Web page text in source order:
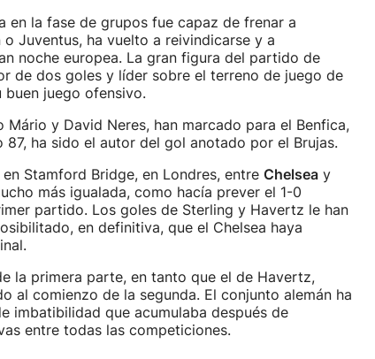
en la fase de grupos fue capaz de frenar a
Juventus, ha vuelto a reivindicarse y a
noche europea. La gran figura del partido de
de dos goles y líder sobre el terreno de juego de
buen juego ofensivo.
Mário y David Neres, han marcado para el Benfica,
ha sido el autor del gol anotado por el Brujas.
Stamford Bridge, en Londres, entre Chelsea y
más igualada, como hacía prever el 1-0
partido. Los goles de Sterling y Havertz le han
en definitiva, que el Chelsea haya
la primera parte, en tanto que el de Havertz,
al comienzo de la segunda. El conjunto alemán ha
imbatibilidad que acumulaba después de
entre todas las competiciones.